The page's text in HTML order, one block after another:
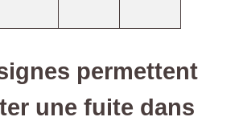
permettent
une fuite dans